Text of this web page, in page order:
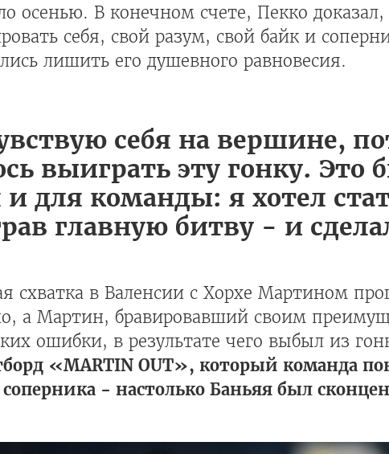
осенью. В конечном счете, Пекко доказал,
себя, свой разум, свой байк и
лишить его душевного равновесия.
себя на вершине,
выиграть эту гонку. Это
для команды: я хотел
главную битву - и
схватка в Валенсии с Хорхе Мартином
а Мартин, бравировавший своим
ошибки, в результате чего выбыл из
«MARTIN OUT», который команда
соперника - настолько Баньяя был